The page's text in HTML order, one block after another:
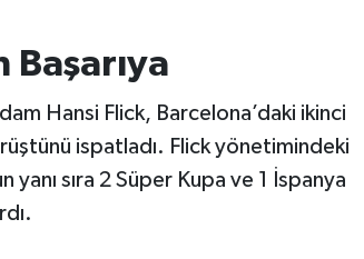
Başarıya
Hansi Flick, Barcelona’daki ikinci
ispatladı. Flick yönetimindeki
sıra 2 Süper Kupa ve 1 İspanya